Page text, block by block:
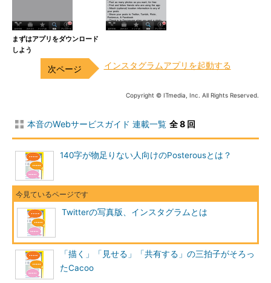
まずはアプリをダウンロード
しよう
インスタグラムアプリを起動する
Copyright © ITmedia, Inc. All Rights Reserved.
本音のWebサービスガイド 連載一覧 全 8 回
140字が物足りない人向けのPosterousとは？
Twitterの写真版、インスタグラムとは
「描く」「見せる」「共有する」の三拍子がそろっ
たCacoo